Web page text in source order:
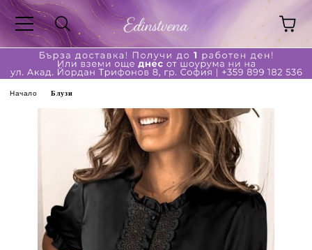
Начало Блузи